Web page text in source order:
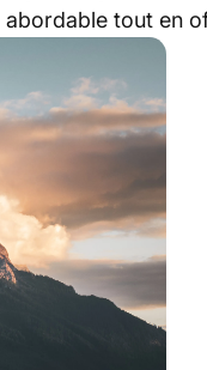
tout en